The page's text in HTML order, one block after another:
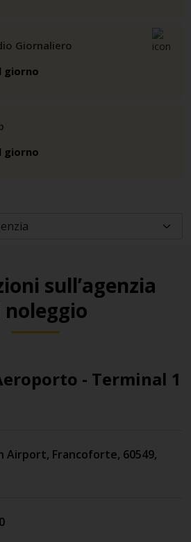
Giornaliero
giorno
giorno
sull’agenzia
noleggio
- Terminal 1
Airport, Francoforte, 60549,